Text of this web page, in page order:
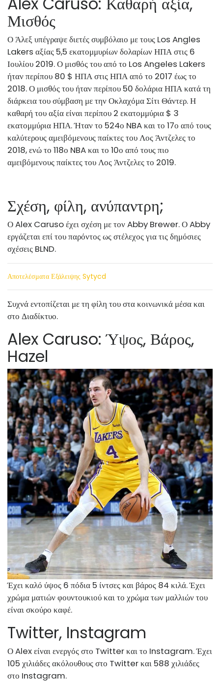
Μισθός
Ο Άλεξ υπέγραψε διετές συμβόλαιο με τους Los Angles
Lakers αξίας 5,5 εκατομμυρίων δολαρίων ΗΠΑ στις 6
Ιουλίου 2019. Ο μισθός του από το Los Angeles Lakers
ήταν περίπου 80 $ ΗΠΑ στις ΗΠΑ από το 2017 έως το
2018. Ο μισθός του ήταν περίπου 50 δολάρια ΗΠΑ κατά τη
διάρκεια του σύμβαση με την Οκλαχόμα Σίτι Θάντερ. Η
καθαρή του αξία είναι περίπου 2 εκατομμύρια $ 3
εκατομμύρια ΗΠΑ. Ήταν το 524ο NBA και το 17ο από τους
καλύτερους αμειβόμενους παίκτες του Λος Άντζελες το
2018, ενώ το 118ο NBA και το 10ο από τους πιο
αμειβόμενους παίκτες του Λος Άντζελες το 2019.
Σχέση, φίλη, ανύπαντρη;
Ο Alex Caruso έχει σχέση με τον Abby Brewer. Ο Abby
εργάζεται επί του παρόντος ως στέλεχος για τις δημόσιες
σχέσεις BLND.
Αποτελέσματα Εξάλειψης Sytycd
Συχνά εντοπίζεται με τη φίλη του στα κοινωνικά μέσα και
στο Διαδίκτυο.
Alex Caruso: Ύψος, Βάρος,
Hazel
Έχει καλό ύψος 6 πόδια 5 ίντσες και βάρος 84 κιλά. Έχει
χρώμα ματιών φουντουκιού και το χρώμα των μαλλιών του
είναι σκούρο καφέ.
Twitter, Instagram
Ο Alex είναι ενεργός στο Twitter και το Instagram. Έχει
105 χιλιάδες ακόλουθους στο Twitter και 588 χιλιάδες
στο Instagram.